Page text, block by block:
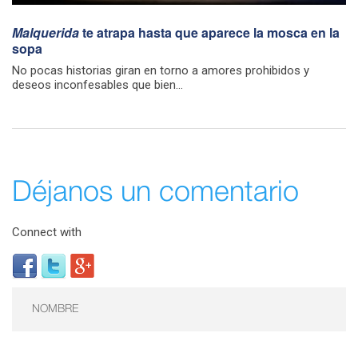
Malqueridate atrapa hasta que aparece la mosca en la
sopa
No pocas historias giran en torno a amores prohibidos y
deseos inconfesables que bien...
Déjanos un comentario
Connect with